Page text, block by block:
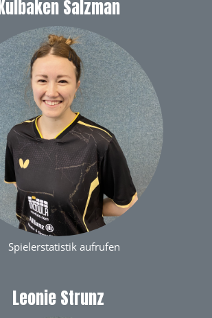
Kulbaken Salzman
Spielerstatistik aufrufen
Leonie Strunz